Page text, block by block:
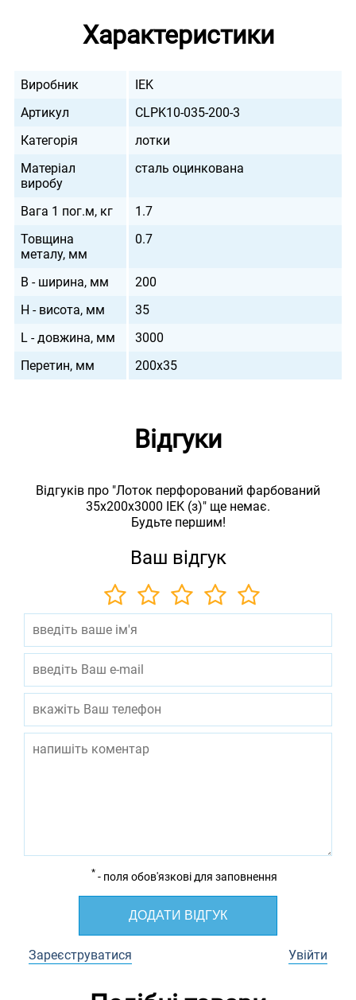
Характеристики
Виробник
IEK
Артикул
CLPK10-035-200-3
Категорія
лотки
Матеріал
виробу
сталь оцинкована
Вага 1 пог.м, кг
1.7
Товщина
металу, мм
0.7
B - ширина, мм
200
H - висота, мм
35
L - довжина, мм
3000
Перетин, мм
200х35
Відгуки
Відгуків про "Лоток перфорований фарбований
35х200х3000 IEK (з)" ще немає.
Будьте першим!
Ваш відгук
* - поля обов'язкові для заповнення
ДОДАТИ ВІДГУК
Зареєструватися Увійти